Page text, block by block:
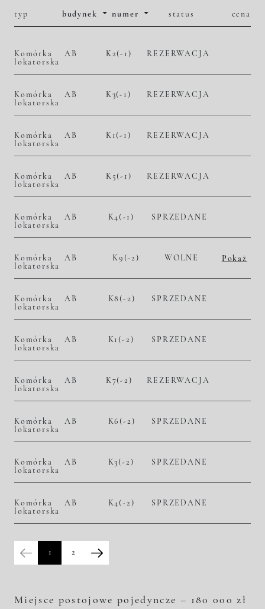
typ budynek numer status cena
Komórka
lokatorska
AB K2(-1) REZERWACJA
Komórka
lokatorska
AB K3(-1) REZERWACJA
Komórka
lokatorska
AB K1(-1) REZERWACJA
Komórka
lokatorska
AB K5(-1) REZERWACJA
Komórka
lokatorska
AB K4(-1) SPRZEDANE
Komórka
lokatorska
AB K9(-2) WOLNE
Pokaż
Komórka
lokatorska
AB K8(-2) SPRZEDANE
Komórka
lokatorska
AB K1(-2) SPRZEDANE
Komórka
lokatorska
AB K7(-2) REZERWACJA
Komórka
lokatorska
AB K6(-2) SPRZEDANE
Komórka
lokatorska
AB K3(-2) SPRZEDANE
Komórka
lokatorska
AB K4(-2) SPRZEDANE
1 2
Miejsce postojowe pojedyncze – 180 000 zł